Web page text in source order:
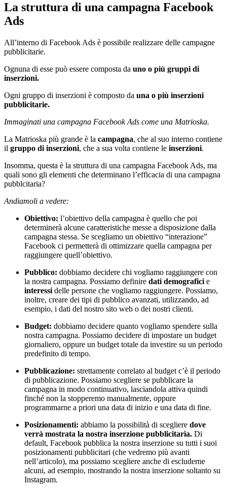
La struttura di una campagna Facebook
Ads
All’interno di Facebook Ads è possibile realizzare delle campagne
pubblicitarie.
Ognuna di esse può essere composta da uno o più gruppi di
inserzioni.
Ogni gruppo di inserzioni è composto da una o più inserzioni
pubblicitarie.
Immaginati una campagna Facebook Ads come una Matrioska.
La Matrioska più grande è la campagna, che al suo interno contiene
il gruppo di inserzioni, che a sua volta contiene le inserzioni.
Insomma, questa è la struttura di una campagna Facebook Ads, ma
quali sono gli elementi che determinano l’efficacia di una campagna
pubblcitaria?
Andiamoli a vedere:
Obiettivo: l’obiettivo della campagna è quello che poi
determinerà alcune caratteristiche messe a disposizione dalla
campagna stessa. Se scegliamo un obiettivo “interazione”
Facebook ci permetterà di ottimizzare quella campagna per
raggiungere quell’obiettivo.
Pubblico: dobbiamo decidere chi vogliamo raggiungere con
la nostra campagna. Possiamo definire dati demografici e
interessi delle persone che vogliamo raggiungere. Possiamo,
inoltre, creare dei tipi di pubblico avanzati, utilizzando, ad
esempio, i dati del nostro sito web o dei nostri clienti.
Budget: dobbiamo decidere quanto vogliamo spendere sulla
nostra campagna. Possiamo decidere di impostare un budget
giornaliero, oppure un budget totale da investire su un periodo
predefinito di tempo.
Pubblicazione: strettamente correlato al budget c’è il periodo
di pubblicazione. Possiamo scegliere se pubblicare la
campagna in modo continuativo, lasciandola attiva quindi
finché non la stopperemo manualmente, oppure
programmarne a priori una data di inizio e una data di fine.
Posizionamenti: abbiamo la possibilità di scegliere dove
verrà mostrata la nostra inserzione pubblicitaria. Di
default, Facebook pubblica la nostra inserzione su tutti i suoi
posizionamenti pubblicitari (che vedremo più avanti
nell’articolo), ma possiamo scegliere anche di escluderne
alcuni, ad esempio, mostrando la nostra inserzione soltanto su
Instagram.